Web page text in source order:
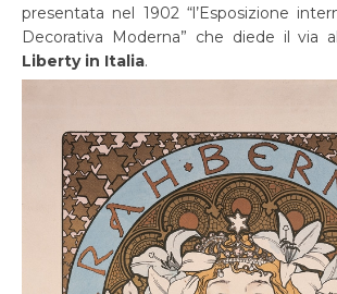
presentata nel 1902 “l’Esposizione
Decorativa Moderna” che diede il via
Liberty in Italia.